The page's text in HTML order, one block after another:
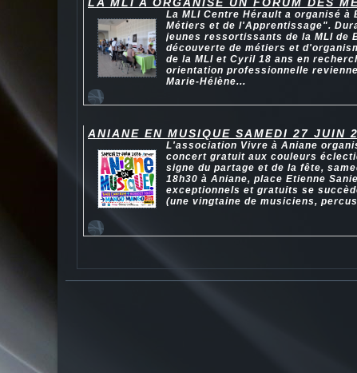
La MLI Centre Hérault a organisé à
Métiers et de l'Apprentissage".
jeunes ressortissants de la MLI de
découverte de métiers et
de la MLI et Cyril 18 ans en
orientation professionnelle
Marie-Hélène...
ANIANE EN MUSIQUE SAMEDI 27 JUIN
L'association Vivre à Aniane
concert gratuit aux couleurs
signe du partage et de la fête,
18h30 à Aniane, place Etienne
exceptionnels et gratuits se
(une vingtaine de musiciens,